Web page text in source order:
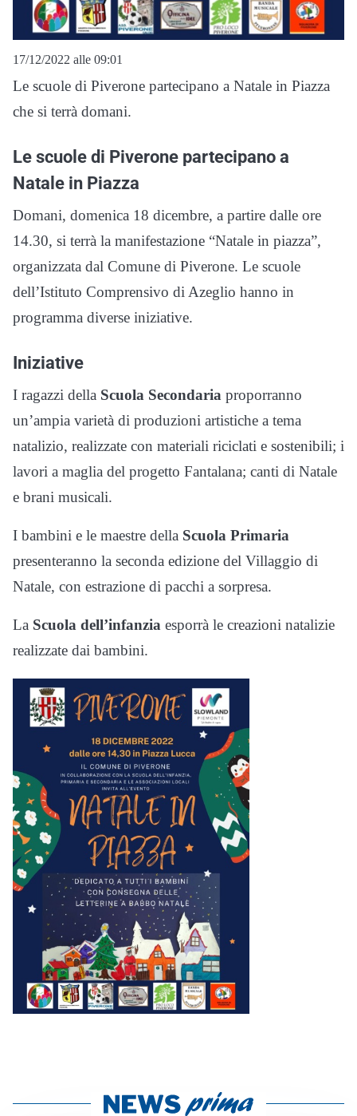
17/12/2022 alle 09:01
Le scuole di Piverone partecipano a Natale in Piazza
che si terrà domani.
Le scuole di Piverone partecipano a
Natale in Piazza
Domani, domenica 18 dicembre, a partire dalle ore
14.30, si terrà la manifestazione “Natale in piazza”,
organizzata dal Comune di Piverone. Le scuole
dell’Istituto Comprensivo di Azeglio hanno in
programma diverse iniziative.
Iniziative
I ragazzi della Scuola Secondaria proporranno
un’ampia varietà di produzioni artistiche a tema
natalizio, realizzate con materiali riciclati e sostenibili; i
lavori a maglia del progetto Fantalana; canti di Natale
e brani musicali.
I bambini e le maestre della Scuola Primaria
presenteranno la seconda edizione del Villaggio di
Natale, con estrazione di pacchi a sorpresa.
La Scuola dell’infanzia esporrà le creazioni natalizie
realizzate dai bambini.